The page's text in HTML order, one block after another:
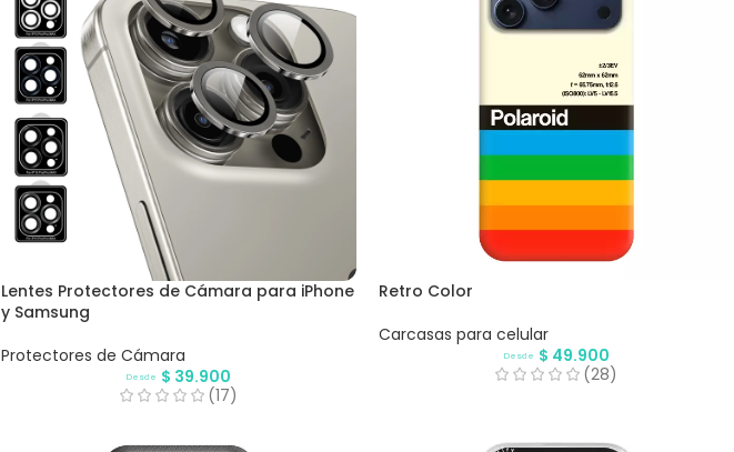
Lentes Protectores de Cámara para iPhone
y Samsung
Protectores de Cámara
Desde $ 39.900
(17)
Retro Color
Carcasas para celular
Desde $ 49.900
(28)